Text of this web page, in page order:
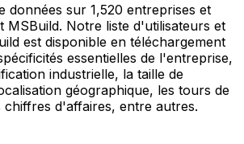
données sur 1,520 entreprises et
MSBuild. Notre liste d'utilisateurs et
est disponible en téléchargement
essentielles de l'entreprise,
industrielle, la taille de
géographique, les tours de
chiffres d'affaires, entre autres.